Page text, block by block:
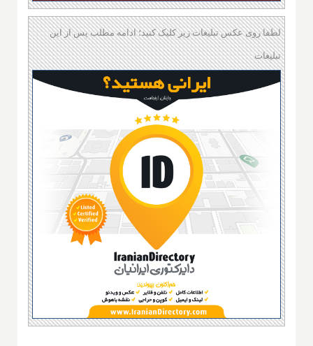
لطفا روی عکس تبلیغات زیر کلیک کنید؛ ادامه مطلب پس از این
تبلیغات